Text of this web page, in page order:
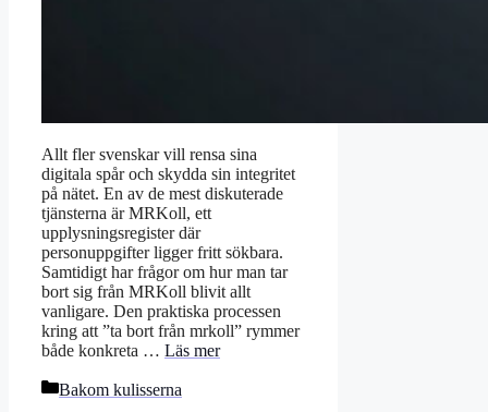
Allt fler svenskar vill rensa sina
digitala spår och skydda sin integritet
på nätet. En av de mest diskuterade
tjänsterna är MRKoll, ett
upplysningsregister där
personuppgifter ligger fritt sökbara.
Samtidigt har frågor om hur man tar
bort sig från MRKoll blivit allt
vanligare. Den praktiska processen
kring att ”ta bort från mrkoll” rymmer
både konkreta … Läs mer
Kategorier
Bakom kulisserna